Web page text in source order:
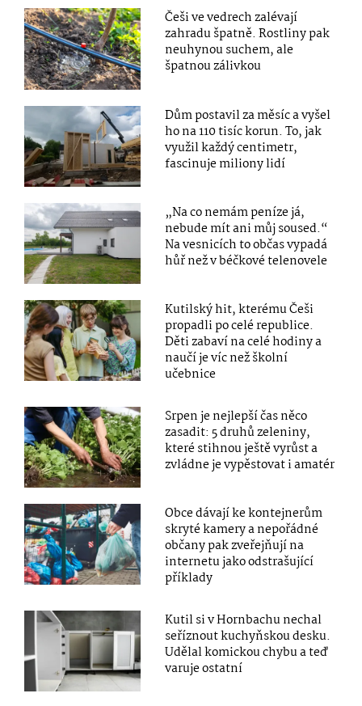
Češi ve vedrech zalévají
zahradu špatně. Rostliny pak
neuhynou suchem, ale
špatnou zálivkou
Dům postavil za měsíc a vyšel
ho na 110 tisíc korun. To, jak
využil každý centimetr,
fascinuje miliony lidí
„Na co nemám peníze já,
nebude mít ani můj soused.“
Na vesnicích to občas vypadá
hůř než v béčkové telenovele
Kutilský hit, kterému Češi
propadli po celé republice.
Děti zabaví na celé hodiny a
naučí je víc než školní
učebnice
Srpen je nejlepší čas něco
zasadit: 5 druhů zeleniny,
které stihnou ještě vyrůst a
zvládne je vypěstovat i amatér
Obce dávají ke kontejnerům
skryté kamery a nepořádné
občany pak zveřejňují na
internetu jako odstrašující
příklady
Kutil si v Hornbachu nechal
seříznout kuchyňskou desku.
Udělal komickou chybu a teď
varuje ostatní